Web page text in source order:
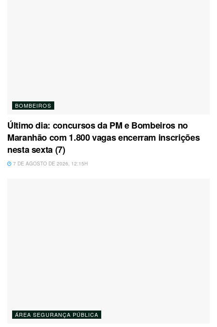
BOMBEIROS
Último dia: concursos da PM e Bombeiros no
Maranhão com 1.800 vagas encerram inscrições
nesta sexta (7)
7 DE AGOSTO DE 2026, 12:15H
ÁREA SEGURANÇA PÚBLICA